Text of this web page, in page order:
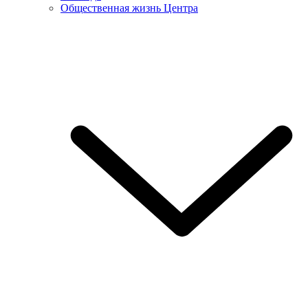
Общественная жизнь Центра